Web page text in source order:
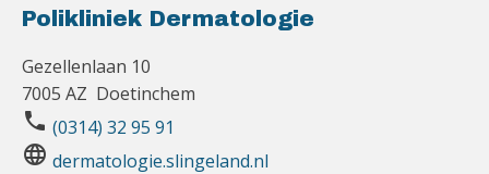
Polikliniek Dermatologie
Gezellenlaan 10
7005 AZ Doetinchem
phone (0314) 32 95 91
language dermatologie.slingeland.nl